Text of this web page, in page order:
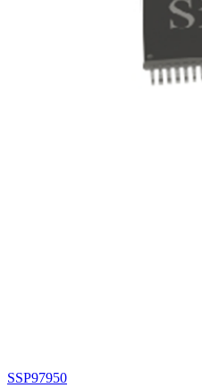
SSP97950